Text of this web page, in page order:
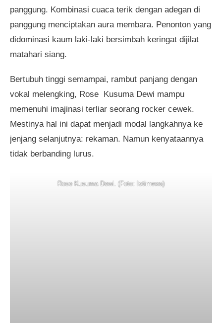
panggung. Kombinasi cuaca terik dengan adegan di
panggung menciptakan aura membara. Penonton yang
didominasi kaum laki-laki bersimbah keringat dijilat
matahari siang.
Bertubuh tinggi semampai, rambut panjang dengan
vokal melengking, Rose Kusuma Dewi mampu
memenuhi imajinasi terliar seorang rocker cewek.
Mestinya hal ini dapat menjadi modal langkahnya ke
jenjang selanjutnya: rekaman. Namun kenyataannya
tidak berbanding lurus.
Rose Kusuma Dewi. (Foto: Istimewa)